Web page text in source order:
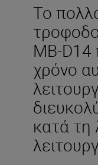
Το
MB-D14
χρόνο
κατά